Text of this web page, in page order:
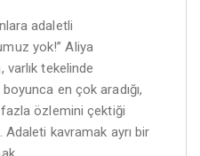
adaletli
yok!”​ Aliya
tekelinde
en çok aradığı,
özlemini çektiği
Adaleti kavramak ayrı bir